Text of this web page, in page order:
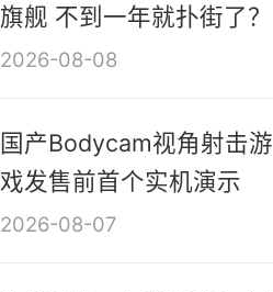
旗舰 不到一年就扑街了？
2026-08-08
国产Bodycam视角射击游
戏发售前首个实机演示
2026-08-07